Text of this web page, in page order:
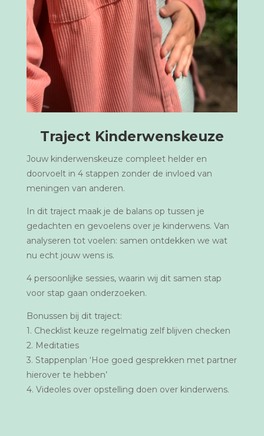
Traject Kinderwenskeuze
Jouw kinderwenskeuze compleet helder en
doorvoelt in 4 stappen zonder de invloed van
meningen van anderen.
In dit traject maak je de balans op tussen je
gedachten en gevoelens over je kinderwens. Van
analyseren tot voelen: samen ontdekken we wat
nu echt jouw wens is.
4 persoonlijke sessies, waarin wij dit samen stap
voor stap gaan onderzoeken.
Bonussen bij dit traject:
1. Checklist keuze regelmatig zelf blijven checken
2. Meditaties
3. Stappenplan ‘Hoe goed gesprekken met partner
hierover te hebben’
4. Videoles over opstelling doen over kinderwens.